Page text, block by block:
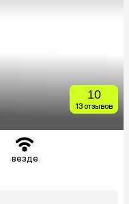
10
13 отзывов
везде